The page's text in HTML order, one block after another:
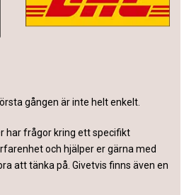
gången är inte helt enkelt.
har frågor kring ett specifikt
och hjälper er gärna med
att tänka på. Givetvis finns även en